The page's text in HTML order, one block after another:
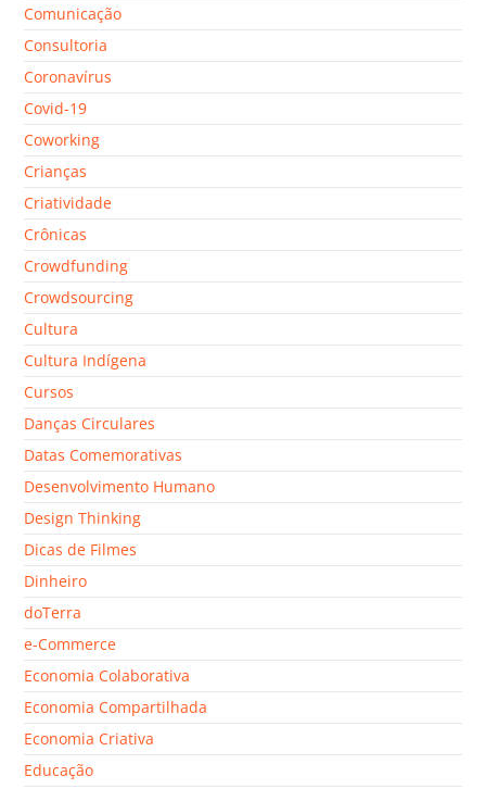
Comunicação
Consultoria
Coronavírus
Covid-19
Coworking
Crianças
Criatividade
Crônicas
Crowdfunding
Crowdsourcing
Cultura
Cultura Indígena
Cursos
Danças Circulares
Datas Comemorativas
Desenvolvimento Humano
Design Thinking
Dicas de Filmes
Dinheiro
doTerra
e-Commerce
Economia Colaborativa
Economia Compartilhada
Economia Criativa
Educação